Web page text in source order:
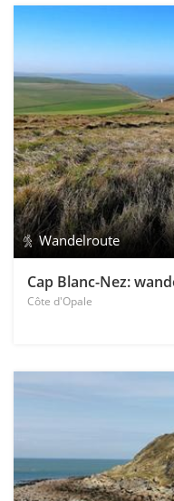
Wandelroute
Cap Blanc-Nez:
Côte d'Opale